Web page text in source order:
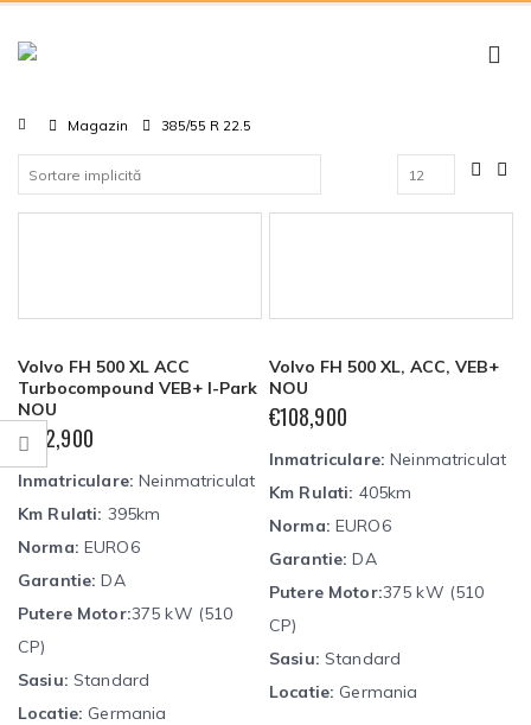
Magazin 385/55 R 22.5
Volvo FH 500 XL ACC
Turbocompound VEB+ I-Park
NOU
€ 112,900
Inmatriculare: Neinmatriculat
Km Rulati: 395km
Norma: EURO6
Garantie: DA
Putere Motor:375 kW (510
CP)
Sasiu: Standard
Locatie: Germania
Volvo FH 500 XL, ACC, VEB+
NOU
€108,900
Inmatriculare: Neinmatriculat
Km Rulati: 405km
Norma: EURO6
Garantie: DA
Putere Motor:375 kW (510
CP)
Sasiu: Standard
Locatie: Germania